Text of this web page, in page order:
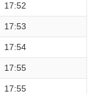
17:52
17:53
17:54
17:55
17:55